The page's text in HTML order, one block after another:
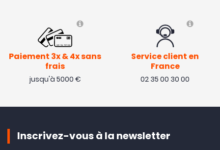
Paiement 3x & 4x sans
frais
jusqu'à 5000 €
Service client en
France
02 35 00 30 00
Inscrivez-vous à la newsletter